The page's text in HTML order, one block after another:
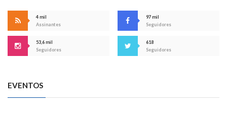
4 mil
Assinantes
97 mil
Seguidores
53,6 mil
Seguidores
618
Seguidores
EVENTOS